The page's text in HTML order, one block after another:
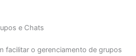
e Chats
facilitar o gerenciamento de grupos